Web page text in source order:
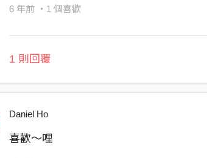
6 年前 ・1 個喜歡
1 則回覆
Daniel Ho
喜歡～哩